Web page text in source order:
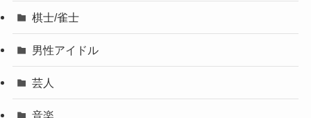
棋士/雀士
男性アイドル
芸人
音楽